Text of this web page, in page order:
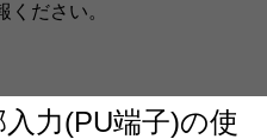
ださい。
力(PU端子)の使